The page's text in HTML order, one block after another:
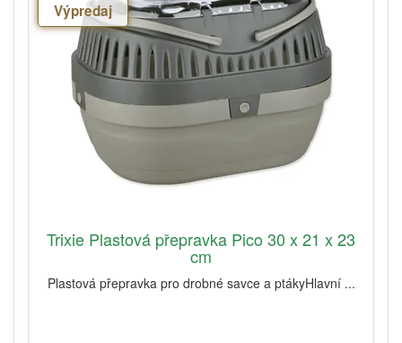
Výpredaj
Trixie Plastová přepravka Pico 30 x 21 x 23
cm
Plastová přepravka pro drobné savce a ptákyHlavní ...